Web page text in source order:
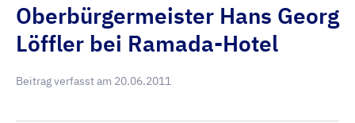
Oberbürgermeister Hans Georg
Löffler bei Ramada-Hotel
Beitrag verfasst am 20.06.2011